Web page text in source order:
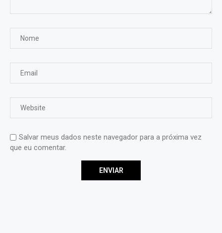
Salvar meus dados neste navegador para a próxima vez
que eu comentar.